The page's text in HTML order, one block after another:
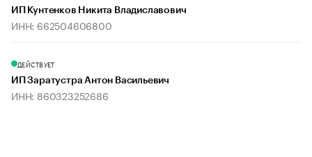
ИП Кунтенков Никита Владиславович
ИНН: 662504606800
ДЕЙСТВУЕТ
ИП Заратустра Антон Васильевич
ИНН: 860323252686